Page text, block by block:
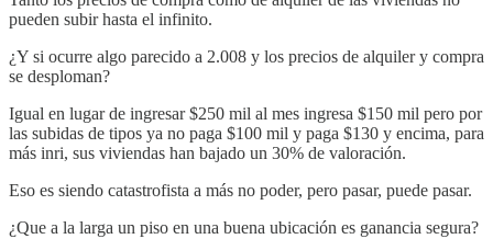
pueden subir hasta el infinito.
¿Y si ocurre algo parecido a 2.008 y los precios de alquiler y compra
se desploman?
Igual en lugar de ingresar $250 mil al mes ingresa $150 mil pero por
las subidas de tipos ya no paga $100 mil y paga $130 y encima, para
más inri, sus viviendas han bajado un 30% de valoración.
Eso es siendo catastrofista a más no poder, pero pasar, puede pasar.
¿Que a la larga un piso en una buena ubicación es ganancia segura?